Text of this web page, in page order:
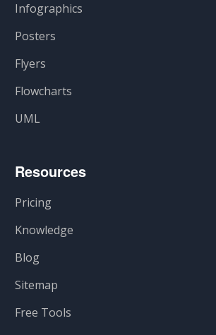
Infographics
Posters
Flyers
Flowcharts
UML
Resources
Pricing
Knowledge
Blog
Sitemap
Free Tools